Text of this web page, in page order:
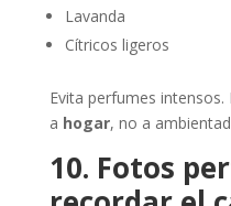
Lavanda
Cítricos ligeros
Evita perfumes intensos.
a hogar, no a
10. Fotos